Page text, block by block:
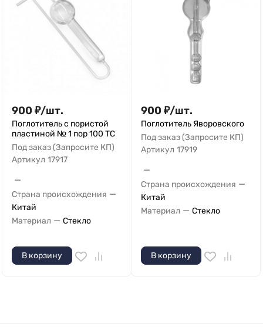
900 ₽/шт.
Поглотитель с пористой
пластиной № 1 пор 100 ТС
Под заказ (Запросите КП)
Артикул 17917
—
Страна происхождения —
Китай
Материал — Стекло
В корзину
900 ₽/шт.
Поглотитель Яворовского
Под заказ (Запросите КП)
Артикул 17919
—
Страна происхождения —
Китай
Материал — Стекло
В корзину